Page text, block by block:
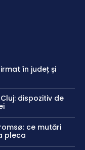
în județ și
dispozitiv de
ce mutări
pleca